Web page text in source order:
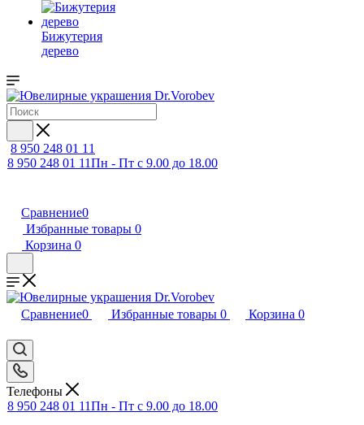
Бижутерия
дерево
8 950 248 01 11
8 950 248 01 11Пн - Пт с 9.00 до 18.00
Сравнение0
Избранные товары 0
Корзина 0
Сравнение0 Избранные товары 0 Корзина 0
Телефоны
8 950 248 01 11Пн - Пт с 9.00 до 18.00